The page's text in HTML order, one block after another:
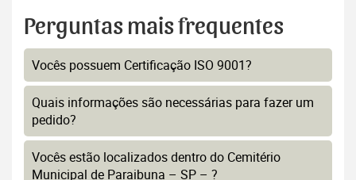
Perguntas mais frequentes
Vocês possuem Certificação ISO 9001?
Quais informações são necessárias para fazer um
pedido?
Vocês estão localizados dentro do Cemitério
Municipal de Paraibuna – SP – ?